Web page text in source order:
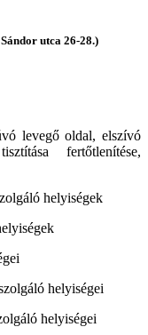
utca 26-28.)
levegő oldal, elszívó
fertőtlenítése,
helyiségek
helyiségei
helyiségei